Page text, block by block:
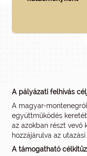
A pályázati felhívás
A magyar-
együttműködés
az azokban részt vevő
hozzájárulva az
A támogatható